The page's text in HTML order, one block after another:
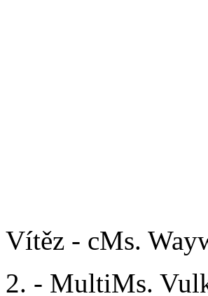
Vítěz - cMs.
2. - MultiMs.